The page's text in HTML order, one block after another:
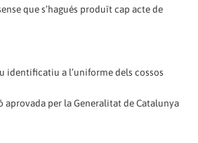
que s’hagués produït cap acte de
identificatiu a l’uniforme dels cossos
per la Generalitat de Catalunya